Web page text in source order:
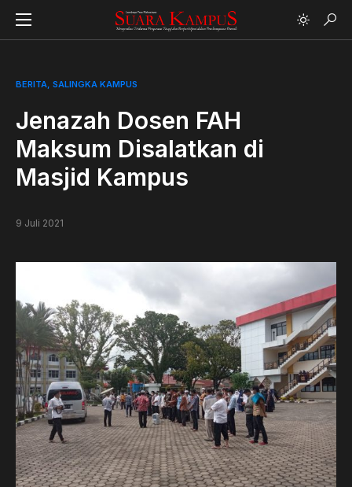
BERITA SALINGKA KAMPUS
Jenazah Dosen FAH
Maksum Disalatkan di
Masjid Kampus
9 Juli 2021